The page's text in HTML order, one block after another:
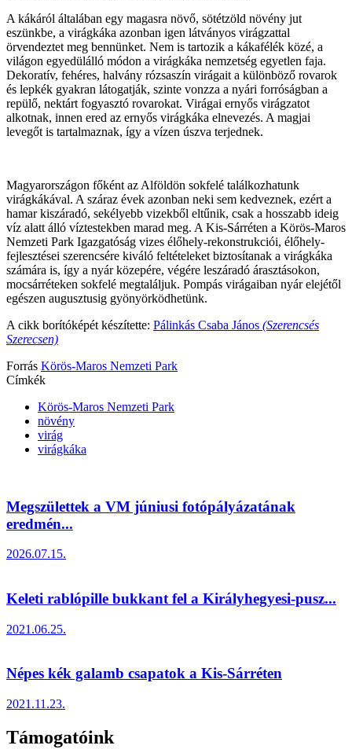
A kákáról általában egy magasra növő, sötétzöld növény jut
eszünkbe, a virágkáka azonban igen látványos virágzattal
örvendeztet meg bennünket. Nem is tartozik a kákafélék közé, a
világon egyedülálló módon a virágkáka nemzetség egyetlen faja.
Dekoratív, fehéres, halvány rózsaszín virágait a különböző rovarok
és lepkék gyakran látogatják, szinte vonzza a nyári forróságban a
repülő, nektárt fogyasztó rovarokat. Virágai ernyős virágzatot
alkotnak, innen ered az ernyős virágkáka elnevezés. A magjai
levegőt is tartalmaznak, így a vízen úszva terjednek.
Magyarországon főként az Alföldön sokfelé találkozhatunk
virágkákával. A száraz évek azonban neki sem kedveznek, ezért a
hamar kiszáradó, sekélyebb vizekből eltűnik, csak a hosszabb ideig
víz alatt álló víztestekben marad meg. A Kis-Sárréten a Körös-Maros
Nemzeti Park Igazgatóság vizes élőhely-rekonstrukciói, élőhely-
fejlesztései szerencsére kiváló feltételeket biztosítanak a virágkáka
számára is, így a nyár közepére, végére leszáradó árasztásokon,
mocsárréteken sokfelé megtaláljuk. Pompás virágaiban nyár elejétől
egészen augusztusig gyönyörködhetünk.
A cikk borítóképét készítette: Pálinkás Csaba János (Szerencsés
Szerecsen)
Forrás Körös-Maros Nemzeti Park
Címkék
Körös-Maros Nemzeti Park
növény
virág
virágkáka
Megszülettek a VM júniusi fotópályázatának
eredmén...
2026.07.15.
Keleti rablópille bukkant fel a Királyhegyesi-pusz...
2021.06.25.
Népes kék galamb csapatok a Kis-Sárréten
2021.11.23.
Támogatóink